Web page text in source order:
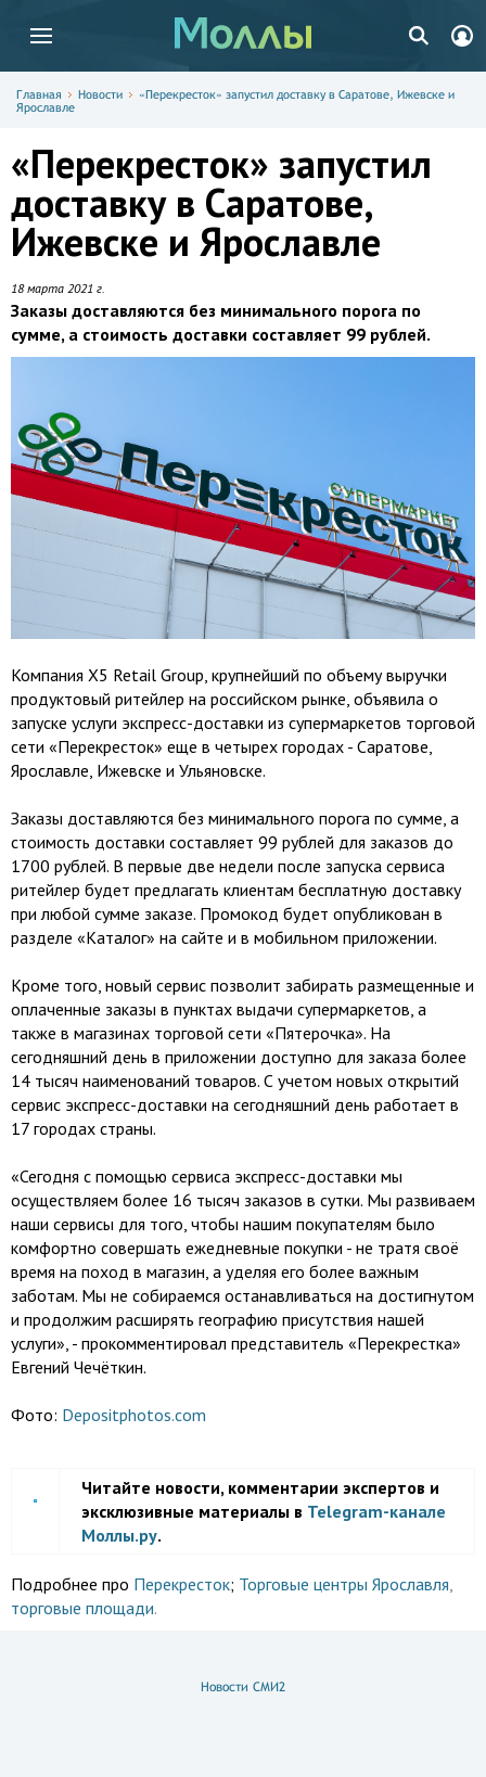
Главная Новости
«Перекресток» запустил доставку в Саратове, Ижевске и
Ярославле
«Перекресток» запустил
доставку в Саратове,
Ижевске и Ярославле
18 марта 2021 г.
Заказы доставляются без минимального порога по
сумме, а стоимость доставки составляет 99 рублей.
Компания X5 Retail Group, крупнейший по объему выручки
продуктовый ритейлер на российском рынке, объявила о
запуске услуги экспресс-доставки из супермаркетов торговой
сети «Перекресток» еще в четырех городах - Саратове,
Ярославле, Ижевске и Ульяновске.
Заказы доставляются без минимального порога по сумме, а
стоимость доставки составляет 99 рублей для заказов до
1700 рублей. В первые две недели после запуска сервиса
ритейлер будет предлагать клиентам бесплатную доставку
при любой сумме заказе. Промокод будет опубликован в
разделе «Каталог» на сайте и в мобильном приложении.
Кроме того, новый сервис позволит забирать размещенные и
оплаченные заказы в пунктах выдачи супермаркетов, а
также в магазинах торговой сети «Пятерочка». На
сегодняшний день в приложении доступно для заказа более
14 тысяч наименований товаров. С учетом новых открытий
сервис экспресс-доставки на сегодняшний день работает в
17 городах страны.
«Сегодня с помощью сервиса экспресс-доставки мы
осуществляем более 16 тысяч заказов в сутки. Мы развиваем
наши сервисы для того, чтобы нашим покупателям было
комфортно совершать ежедневные покупки - не тратя своё
время на поход в магазин, а уделяя его более важным
заботам. Мы не собираемся останавливаться на достигнутом
и продолжим расширять географию присутствия нашей
услуги», - прокомментировал представитель «Перекрестка»
Евгений Чечёткин.
Фото: Depositphotos.com
Читайте новости, комментарии экспертов и
эксклюзивные материалы в Telegram-канале
Моллы.ру.
Подробнее про Перекресток; Торговые центры Ярославля,
торговые площади.
Новости СМИ2